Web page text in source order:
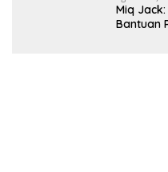
Miq Jack: Terimakasih Miq Ari Atas
Bantuan